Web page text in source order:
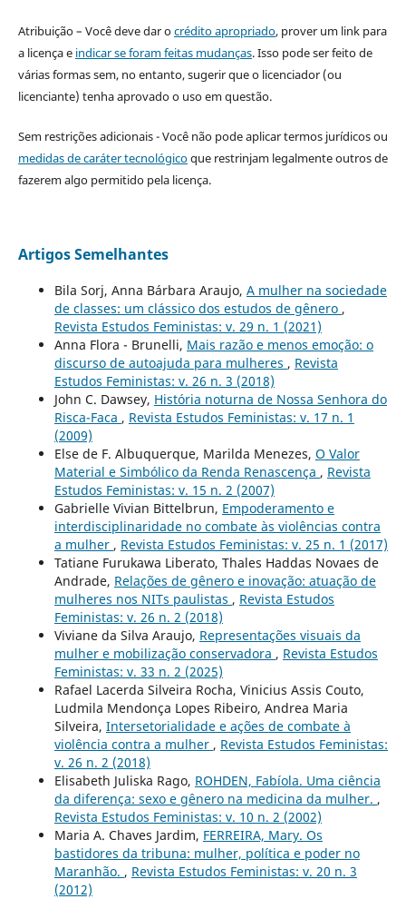
Atribuição – Você deve dar ocrédito apropriado, prover um link para
a licença e indicar se foram feitas mudanças. Isso pode ser feito de
várias formas sem, no entanto, sugerir que o licenciador (ou
licenciante) tenha aprovado o uso em questão.
Sem restrições adicionais - Você não pode aplicar termos jurídicos ou
medidas de caráter tecnológicoque restrinjam legalmente outros de
fazerem algo permitido pela licença.
Artigos Semelhantes
Bila Sorj, Anna Bárbara Araujo, A mulher na sociedade
de classes: um clássico dos estudos de gênero ,
Revista Estudos Feministas: v. 29 n. 1 (2021)
Anna Flora - Brunelli, Mais razão e menos emoção: o
discurso de autoajuda para mulheres , Revista
Estudos Feministas: v. 26 n. 3 (2018)
John C. Dawsey, História noturna de Nossa Senhora do
Risca-Faca , Revista Estudos Feministas: v. 17 n. 1
(2009)
Else de F. Albuquerque, Marilda Menezes, O Valor
Material e Simbólico da Renda Renascença , Revista
Estudos Feministas: v. 15 n. 2 (2007)
Gabrielle Vivian Bittelbrun, Empoderamento e
interdisciplinaridade no combate às violências contra
a mulher , Revista Estudos Feministas: v. 25 n. 1 (2017)
Tatiane Furukawa Liberato, Thales Haddas Novaes de
Andrade, Relações de gênero e inovação: atuação de
mulheres nos NITs paulistas , Revista Estudos
Feministas: v. 26 n. 2 (2018)
Viviane da Silva Araujo, Representações visuais da
mulher e mobilização conservadora , Revista Estudos
Feministas: v. 33 n. 2 (2025)
Rafael Lacerda Silveira Rocha, Vinicius Assis Couto,
Ludmila Mendonça Lopes Ribeiro, Andrea Maria
Silveira, Intersetorialidade e ações de combate à
violência contra a mulher , Revista Estudos Feministas:
v. 26 n. 2 (2018)
Elisabeth Juliska Rago, ROHDEN, Fabíola. Uma ciência
da diferença: sexo e gênero na medicina da mulher. ,
Revista Estudos Feministas: v. 10 n. 2 (2002)
Maria A. Chaves Jardim, FERREIRA, Mary. Os
bastidores da tribuna: mulher, política e poder no
Maranhão. , Revista Estudos Feministas: v. 20 n. 3
(2012)